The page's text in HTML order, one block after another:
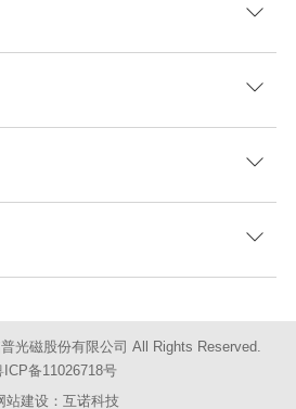
光磁股份有限公司 All Rights Reserved.
ICP备11026718号
站建设：互诺科技